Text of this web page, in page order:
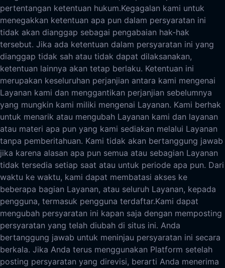
pertentangan ketentuan hukum.Kegagalan kami untuk
menegakkan ketentuan apa pun dalam persyaratan ini
tidak akan dianggap sebagai pengabaian hak-hak
tersebut. Jika ada ketentuan dalam persyaratan ini yang
dianggap tidak sah atau tidak dapat dilaksanakan,
ketentuan lainnya akan tetap berlaku. Ketentuan ini
merupakan keseluruhan perjanjian antara kami mengenai
Layanan kami dan menggantikan perjanjian sebelumnya
yang mungkin kami miliki mengenai Layanan. Kami berhak
untuk menarik atau mengubah Layanan kami dan layanan
atau materi apa pun yang kami sediakan melalui Layanan
tanpa pemberitahuan. Kami tidak akan bertanggung jawab
jika karena alasan apa pun semua atau sebagian Layanan
tidak tersedia setiap saat atau untuk periode apa pun. Dari
waktu ke waktu, kami dapat membatasi akses ke
beberapa bagian Layanan, atau seluruh Layanan, kepada
pengguna, termasuk pengguna terdaftar.Kami dapat
mengubah persyaratan ini kapan saja dengan memposting
persyaratan yang telah diubah di situs ini. Anda
bertanggung jawab untuk meninjau persyaratan ini secara
berkala. Jika Anda terus menggunakan Platform setelah
posting persyaratan yang direvisi, berarti Anda menerima